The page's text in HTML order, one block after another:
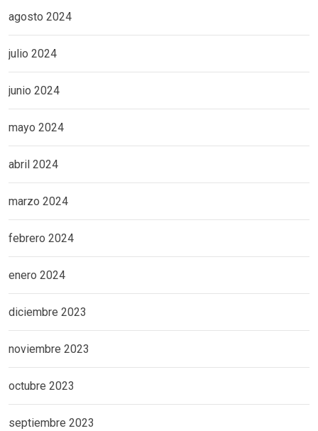
agosto 2024
julio 2024
junio 2024
mayo 2024
abril 2024
marzo 2024
febrero 2024
enero 2024
diciembre 2023
noviembre 2023
octubre 2023
septiembre 2023